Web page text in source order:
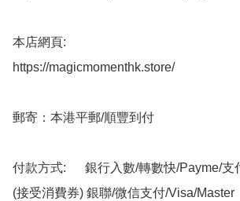
本店網頁:
https://magicmomenthk.store/
郵寄：本港平郵/順豐到付
付款方式:      銀行入數/轉數快/Payme/支
(接受消費券) 銀聯/微信支付/Visa/Master